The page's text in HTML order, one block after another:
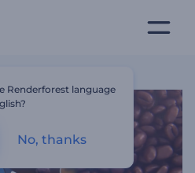
Renderforest language
No, thanks